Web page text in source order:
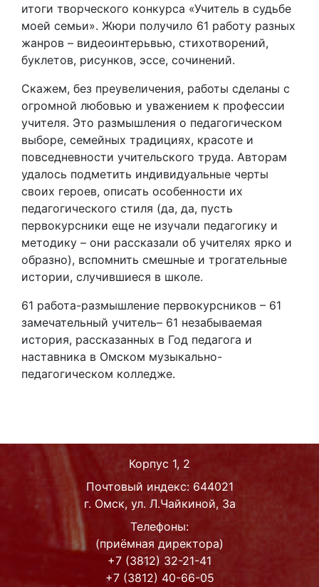
итоги творческого конкурса «Учитель в судьбе
моей семьи». Жюри получило 61 работу разных
жанров – видеоинтерьвью, стихотворений,
буклетов, рисунков, эссе, сочинений.
Скажем, без преувеличения, работы сделаны с
огромной любовью и уважением к профессии
учителя. Это размышления о педагогическом
выборе, семейных традициях, красоте и
повседневности учительского труда. Авторам
удалось подметить индивидуальные черты
своих героев, описать особенности их
педагогического стиля (да, да, пусть
первокурсники еще не изучали педагогику и
методику – они рассказали об учителях ярко и
образно), вспомнить смешные и трогательные
истории, случившиеся в школе.
61 работа-размышление первокурсников – 61
замечательный учитель– 61 незабываемая
история, рассказанных в Год педагога и
наставника в Омском музыкально-
педагогическом колледже.
Корпус 1, 2
Почтовый индекс: 644021
г. Омск, ул. Л.Чайкиной, 3а
Телефоны:
(приёмная директора)
+7 (3812) 32-21-41
+7 (3812) 40-66-05